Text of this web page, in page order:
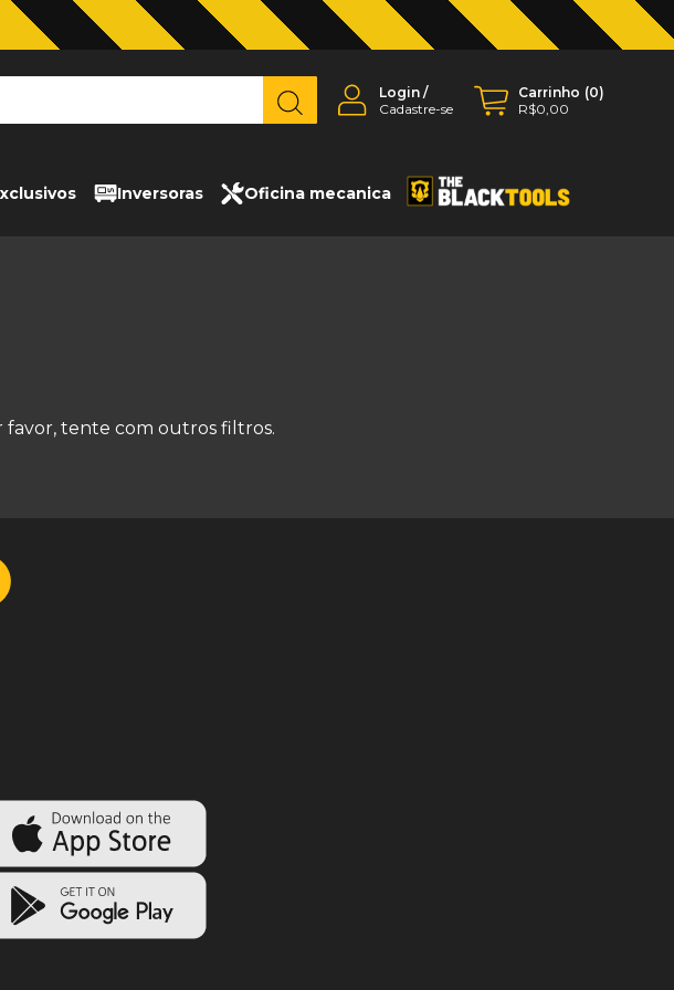
Tools
Login/
Cadastre-se
Carrinho (0)
R$0,00
Inversoras Oficina mecanica
favor, tente com outros filtros.